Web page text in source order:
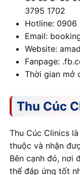
3795 1702
Hotline:
Email:
Website:
Fanpage:
Thời gian mở
Thu Cúc
Thu Cúc Clinics
thuộc và nhận
Bên cạnh đó, nơi
thể đáp ứng tốt